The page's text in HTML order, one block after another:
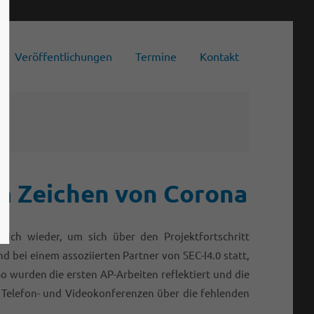
About us
montes, nascetur ridiculus mus. Donec
quam felis, ultricies nec.
Veröffentlichungen Termine Kontakt
von Corona
wieder, um sich über den Projektfortschritt
bei einem assoziierten Partner von SEC-I4.0 statt,
wurden die ersten AP-Arbeiten reflektiert und die
und Videokonferenzen über die fehlenden